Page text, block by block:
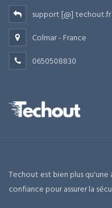
support [@] techout.fr
Colmar - France
0650508830
Techout est bien plus
confiance pour assurer la